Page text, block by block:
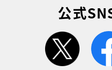
公式
twitter